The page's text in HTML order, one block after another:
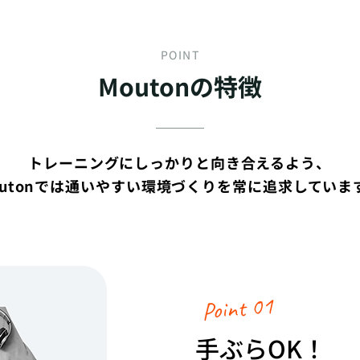
POINT
Moutonの特徴
トレーニングにしっかりと向き合えるよう、
では通いやすい環境づくりを常に追求していま
Point 01
手ぶらOK！